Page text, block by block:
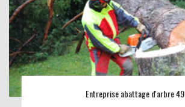
Entreprise abattage d'arbre 49